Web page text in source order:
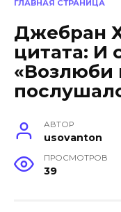
ГЛАВНАЯ СТРАНИЦА
Джебран
цитата: И
«Возлюби
АВТОР
usovanton
ПРОСМОТРОВ
39